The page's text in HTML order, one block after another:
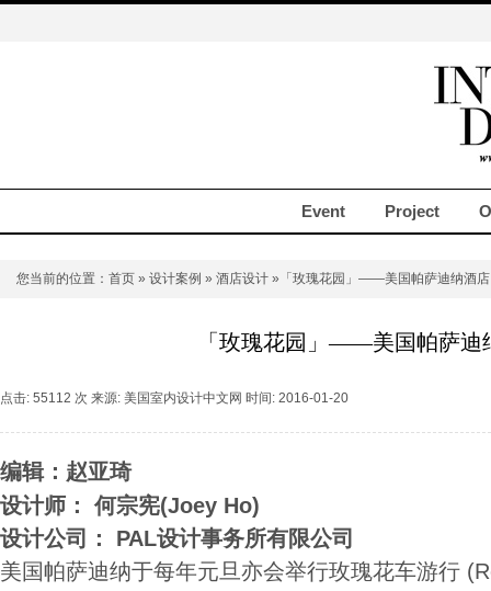
Event Project
您当前的位置： 首页 » 设计案例 » 酒店设计 »「玫瑰花园」——美国帕萨迪纳酒店
「玫瑰花园」——美国帕萨迪
点击: 55112 次 来源: 美国室内设计中文网 时间: 2016-01-20
编辑：赵亚琦
设计师：
何宗宪(Joey Ho)
设计公司： PAL设计事务所有限公司
美国帕萨迪纳于每年元旦亦会举行玫瑰花车游行